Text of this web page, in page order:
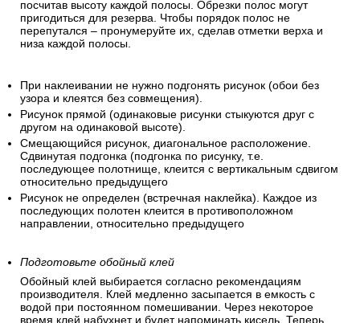
Сделайте подгонку обоев.
Для расчетов используйте значения высоты потолка и
нарезать все полотнища для помещения, предварительно
посчитав высоту каждой полосы. Обрезки полос могут
пригодиться для резерва. Чтобы порядок полос не
перепутался – пронумеруйте их, сделав отметки верха и
низа каждой полосы.
При наклеивании не нужно подгонять рисунок (обои без
узора и клеятся без совмещения).
Рисунок прямой (одинаковые рисунки стыкуются друг с
другом на одинаковой высоте).
Смещающийся рисунок, диагональное расположение.
последующее полотнище, клеится с вертикальным сдвигом
относительно предыдущего
Рисунок не определен (встречная наклейка). Каждое из
последующих полотен клеится в противоположном
направлении, относительно предыдущего